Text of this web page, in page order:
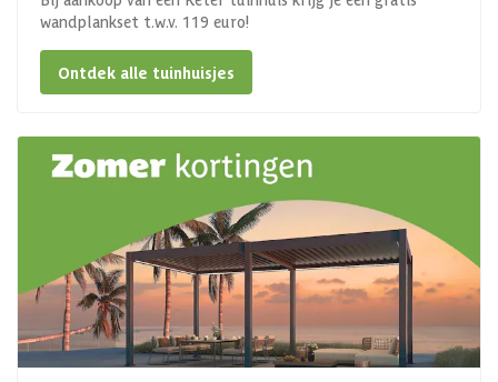
wandplankset t.w.v. 119 euro!
Ontdek alle tuinhuisjes